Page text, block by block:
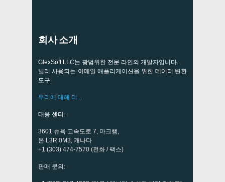
회사 소개
GlexSoft LLC는 광범위한 전문 라인의 개발자입니다.
널리 사용되는 이메일 애플리케이션을 위한 데이터 변환
도구.
우리에 대해 더...
대응 센터:
3601 뉴욕 고속도로 7, 마크햄,
온 L3R 0M3, 캐나다
+1 (303) 474-7570 (전화 / 팩스)
판매 문의: